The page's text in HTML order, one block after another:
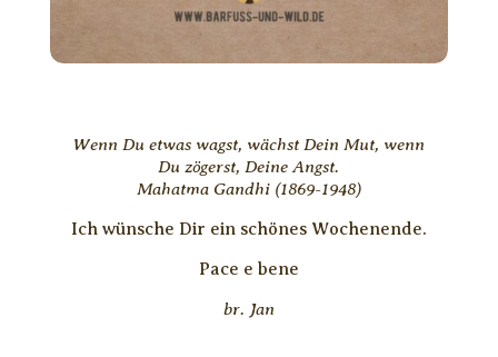
Wenn Du etwas wagst, wächst Dein Mut, wenn
Du zögerst, Deine Angst.
Mahatma Gandhi (1869-1948)
Ich wünsche Dir ein schönes Wochenende.
Pace e bene
br. Jan